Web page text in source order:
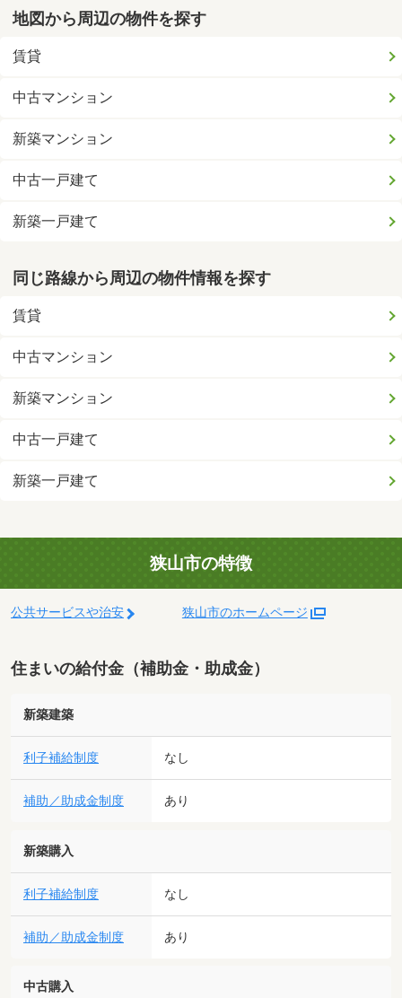
地図から周辺の物件を探す
賃貸
中古マンション
新築マンション
中古一戸建て
新築一戸建て
同じ路線から周辺の物件情報を探す
賃貸
中古マンション
新築マンション
中古一戸建て
新築一戸建て
狭山市の特徴
公共サービスや治安 狭山市のホームページ
住まいの給付金（補助金・助成金）
新築建築
利子補給制度 なし
補助／助成金制度 あり
新築購入
利子補給制度 なし
補助／助成金制度 あり
中古購入